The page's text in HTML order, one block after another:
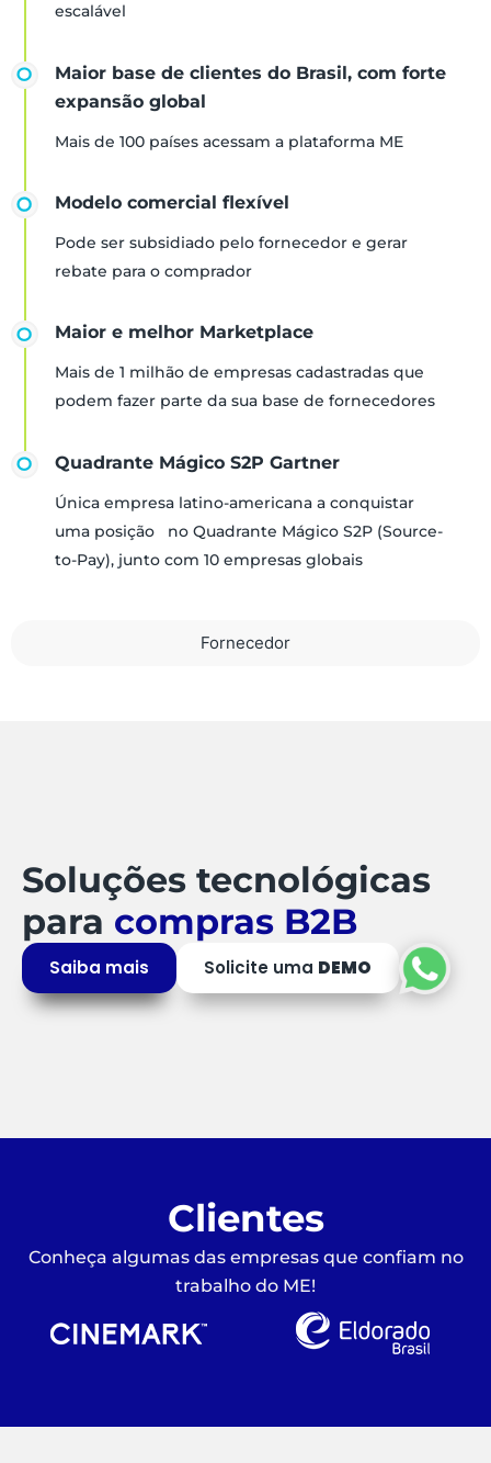
Fornecedor
escalável
Maior base de clientes do Brasil, com forte
expansão global
Mais de 100 países acessam a plataforma ME
Modelo comercial flexível
Pode ser subsidiado pelo fornecedor e gerar
rebate para o comprador
Maior e melhor Marketplace
Mais de 1 milhão de empresas cadastradas que
podem fazer parte da sua base de fornecedores
Quadrante Mágico S2P Gartner
Única empresa latino-americana a conquistar
uma posição no Quadrante Mágico S2P (Source-
to-Pay), junto com 10 empresas globais
Soluções tecnológicas
para compras B2B
Saiba mais Solicite uma DEMO
Clientes
Conheça algumas das empresas que confiam no
trabalho do ME!